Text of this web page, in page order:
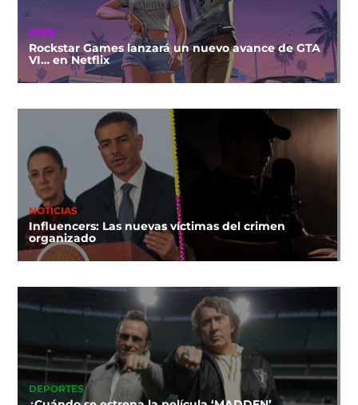
GEEK
Rockstar Games lanzará un nuevo avance de GTA
VI… en Netflix
NOTICIAS
Influencers: Las nuevas víctimas del crimen
organizado
DEPORTES